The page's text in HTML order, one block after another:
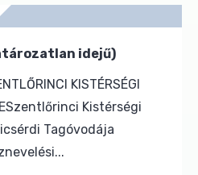
idejű)
KISTÉRSÉGI
Kistérségi
Tagóvodája